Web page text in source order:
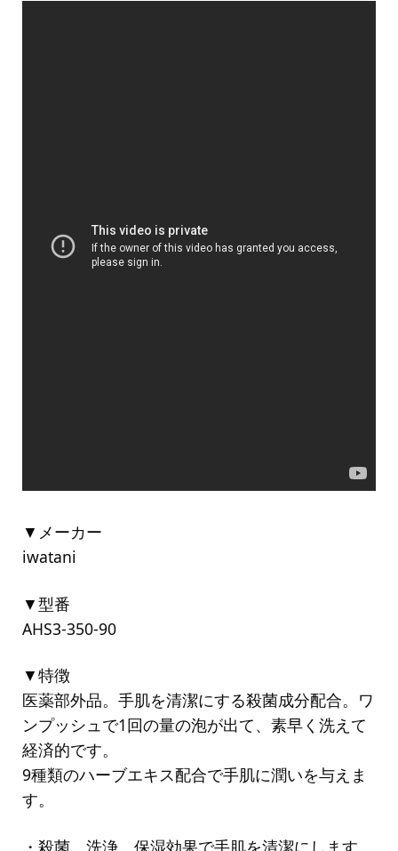
▼メーカー
iwatani
▼型番
AHS3-350-90
▼特徴
医薬部外品。手肌を清潔にする殺菌成分配合。ワ
ンプッシュで1回の量の泡が出て、素早く洗えて
経済的です。
9種類のハーブエキス配合で手肌に潤いを与えま
す。